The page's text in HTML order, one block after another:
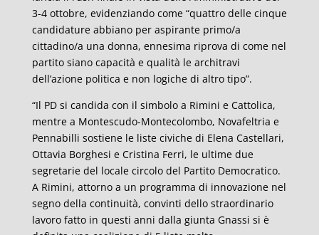
3-4 ottobre, evidenziando come “quattro delle cinque
candidature abbiano per aspirante primo/a
cittadino/a una donna, ennesima riprova di come nel
partito siano capacità e qualità le architravi
dell’azione politica e non logiche di altro tipo”.
“Il PD si candida con il simbolo a Rimini e Cattolica,
mentre a Montescudo-Montecolombo, Novafeltria e
Pennabilli sostiene le liste civiche di Elena Castellari,
Ottavia Borghesi e Cristina Ferri, le ultime due
segretarie del locale circolo del Partito Democratico.
A Rimini, attorno a un programma di innovazione nel
segno della continuità, convinti dello straordinario
lavoro fatto in questi anni dalla giunta Gnassi si è